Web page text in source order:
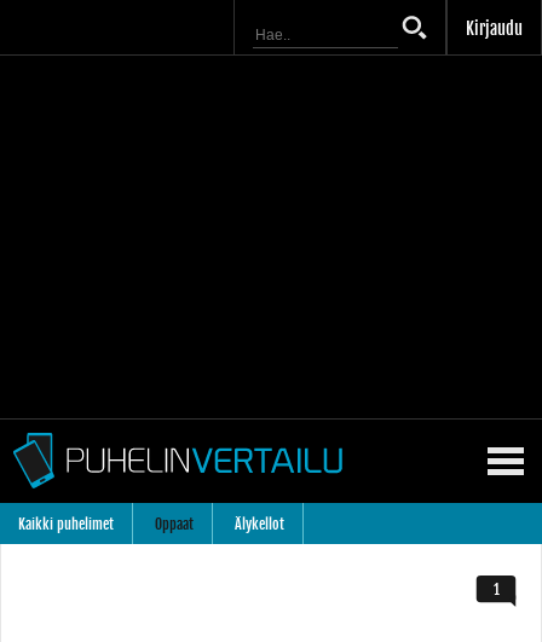
Kirjaudu
Kaikki puhelimet Oppaat Älykellot
1